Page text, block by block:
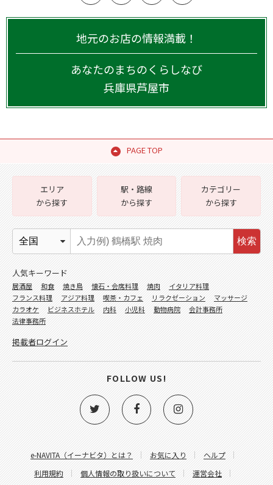
地元のお店の情報満載！
あなたのまちのくらしなび
兵庫県芦屋市
PAGE TOP
e-NAVITA（イーナビタ）とは？ お気に入り
ヘルプ
利用規約
個人情報の取り扱いについて 運営会社
エリア
から探す
駅・路線
から探す
カテゴリー
から探す
検索
人気キーワード
居酒屋 和食 焼き鳥 懐石・会席料理 焼肉
イタリア料理
フランス料理
アジア料理 喫茶・カフェ リラクゼーション
マッサージ
カラオケ
ビジネスホテル 内科 小児科 動物病院
会計事務所
法律事務所
掲載者ログイン
FOLLOW US!